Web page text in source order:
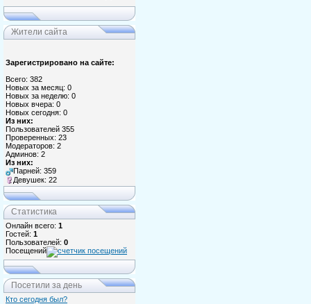
Жители сайта
Зарегистрировано на сайте:
Всего: 382
Новых за месяц: 0
Новых за неделю: 0
Новых вчера: 0
Новых сегодня: 0
Из них:
Пользователей 355
Проверенных: 23
Модераторов: 2
Админов: 2
Из них:
Парней: 359
Девушек: 22
Статистика
Онлайн всего: 1
Гостей: 1
Пользователей: 0
Посещений
Посетили за день
Кто сегодня был?